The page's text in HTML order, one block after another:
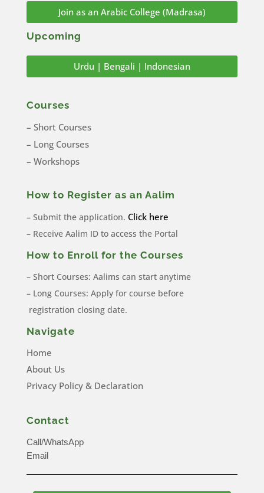
Join as an Arabic College (Madrasa)
Upcoming
Urdu | Bengali | Indonesian
Courses
– Short Courses
– Long Courses
– Workshops
How to Register as an Aalim
– Submit the application. Click here
– Receive Aalim ID to access the Portal
How to Enroll for the Courses
– Short Courses: Aalims can start anytime
– Long Courses: Apply for course before
registration closing date.
Navigate
Home
About Us
Privacy Policy & Declaration
Contact
Call/WhatsApp
Email